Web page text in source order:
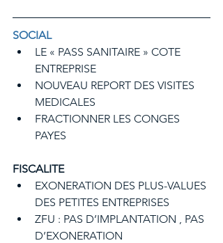
SOCIAL
LE « PASS SANITAIRE » COTE
ENTREPRISE
NOUVEAU REPORT DES VISITES
MEDICALES
FRACTIONNER LES CONGES
PAYES
FISCALITE
EXONERATION DES PLUS-VALUES
DES PETITES ENTREPRISES
ZFU : PAS D’IMPLANTATION , PAS
D’EXONERATION